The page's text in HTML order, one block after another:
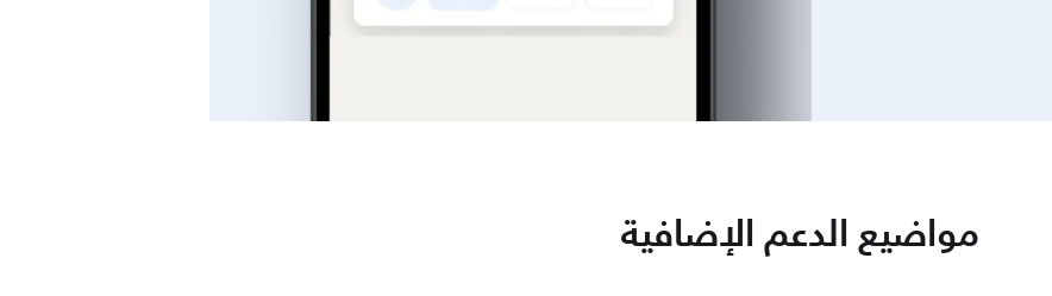
مواضيع الدعم الإضافية